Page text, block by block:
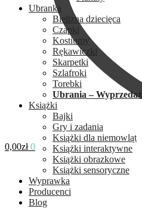
0,00zł 0
Ubranka
Bielizna dziecięca
Czapki
Kostiumy
Rękawiczki
Skarpetki
Szlafroki
Torebki
Ubrania – Wyprzedaż
Książki
Bajki
Gry i zadania
Książki dla niemowląt
Książki interaktywne
Książki obrazkowe
Książki sensoryczne
Wyprawka
Producenci
Blog